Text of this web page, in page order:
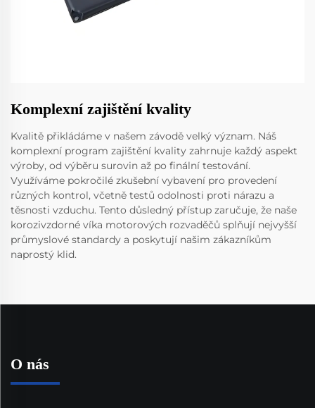
Komplexní zajištění kvality
Kvalitě přikládáme v našem závodě velký význam. Náš
komplexní program zajištění kvality zahrnuje každý aspekt
výroby, od výběru surovin až po finální testování.
Využíváme pokročilé zkušební vybavení pro provedení
různých kontrol, včetně testů odolnosti proti nárazu a
těsnosti vzduchu. Tento důsledný přístup zaručuje, že naše
korozivzdorné víka motorových rozvaděčů splňují nejvyšší
průmyslové standardy a poskytují našim zákazníkům
naprostý klid.
O nás